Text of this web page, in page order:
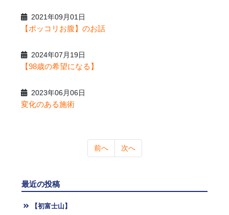
2021年09月01日
【ポッコリお腹】のお話
2024年07月19日
【98歳の希望になる】
2023年06月06日
変化のある施術
前へ 次へ
最近の投稿
【初富士山】